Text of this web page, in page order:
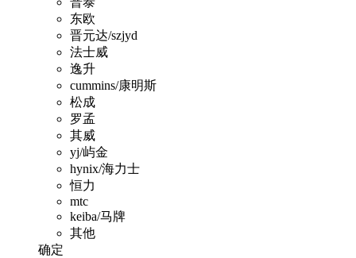
东欧
晋元达/szjyd
法士威
逸升
cummins/康明斯
松成
罗孟
其威
yj/屿金
hynix/海力士
恒力
mtc
keiba/马牌
其他
确定